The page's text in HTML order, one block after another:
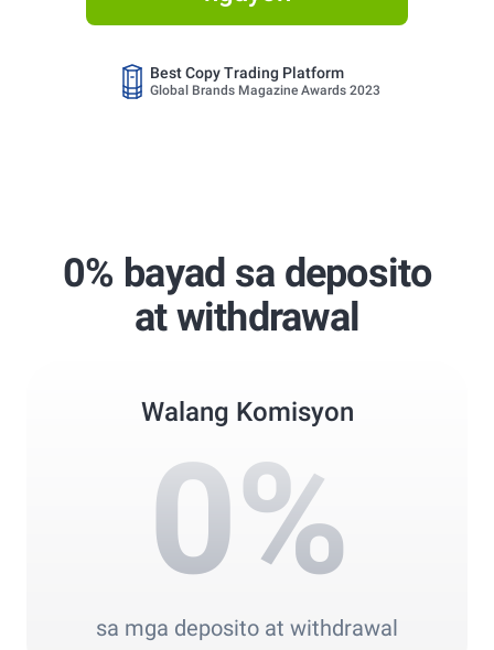
Best Copy Trading Platform
Global Brands Magazine Awards 2023
Best Copy Trading Platform
Global Brands Magazine Awards 2023
0% bayad sa deposito
at withdrawal
Walang Komisyon
0%
sa mga deposito at withdrawal